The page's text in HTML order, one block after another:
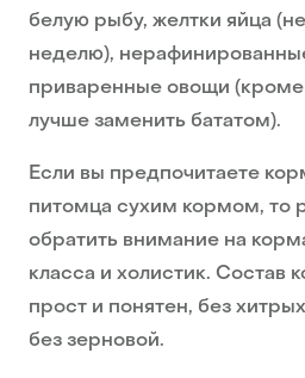
белую рыбу, желтки яйца
неделю),
приваренные овощи (кроме
лучше заменить бататом).
Если вы предпочитаете
питомца сухим кормом, то
обратить внимание на
класса и холистик. Состав
прост и понятен, без
без зерновой.